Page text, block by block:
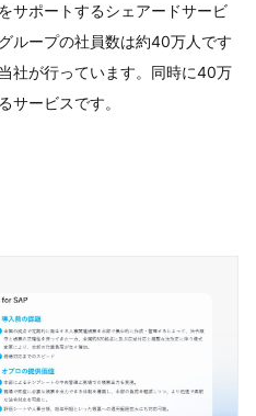
サポートするシェアードサービ
ループの社員数は約40万人です
社が行っています。同時に40万
サービスです。